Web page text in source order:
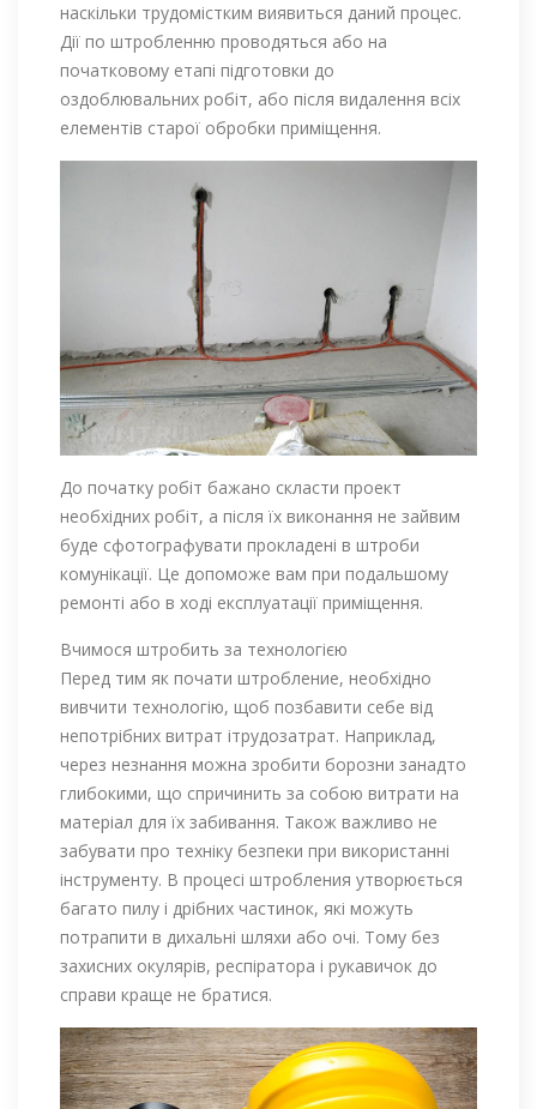
наскільки трудомістким виявиться даний процес.
Дії по штробленню проводяться або на
початковому етапі підготовки до
оздоблювальних робіт, або після видалення всіх
елементів старої обробки приміщення.
До початку робіт бажано скласти проект
необхідних робіт, а після їх виконання не зайвим
буде сфотографувати прокладені в штроби
комунікації. Це допоможе вам при подальшому
ремонті або в ході експлуатації приміщення.
Вчимося штробить за технологією
Перед тим як почати штробление, необхідно
вивчити технологію, щоб позбавити себе від
непотрібних витрат ітрудозатрат. Наприклад,
через незнання можна зробити борозни занадто
глибокими, що спричинить за собою витрати на
матеріал для їх забивання. Також важливо не
забувати про техніку безпеки при використанні
інструменту. В процесі штробления утворюється
багато пилу і дрібних частинок, які можуть
потрапити в дихальні шляхи або очі. Тому без
захисних окулярів, респіратора і рукавичок до
справи краще не братися.